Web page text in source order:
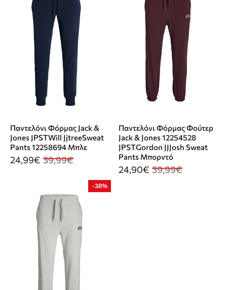
Παντελόνι Φόρμας Jack &
Jones JPSTWill JjtreeSweat
Pants 12258694 Μπλε
24,99€ 39,99€
Παντελόνι Φόρμας Φούτερ
Jack & Jones 12254528
JPSTGordon JJJosh Sweat
Pants Μπορντό
24,90€ 39,99€
-38%